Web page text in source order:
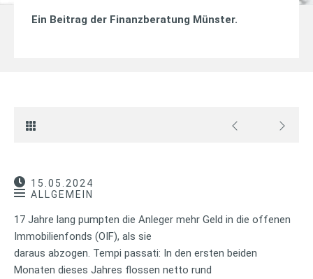
Ein Beitrag der Finanzberatung Münster.
15.05.2024
ALLGEMEIN
17 Jahre lang pumpten die Anleger mehr Geld in die offenen
Immobilienfonds (OIF), als sie
daraus abzogen. Tempi passati: In den ersten beiden
Monaten dieses Jahres flossen netto rund